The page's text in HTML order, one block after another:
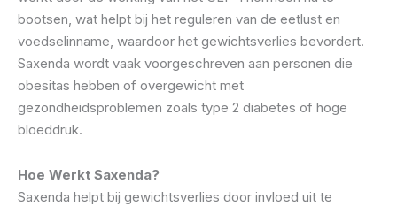
bootsen, wat helpt bij het reguleren van de eetlust en
voedselinname, waardoor het gewichtsverlies bevordert.
Saxenda wordt vaak voorgeschreven aan personen die
obesitas hebben of overgewicht met
gezondheidsproblemen zoals type 2 diabetes of hoge
bloeddruk.
Hoe Werkt Saxenda?
Saxenda helpt bij gewichtsverlies door invloed uit te